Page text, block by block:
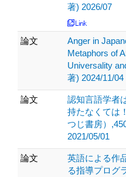
著) 2026/07
論文
Anger in
Metaphors of
Universality
著) 2024/11/04
論文
認知言語学者
持たなくては
つじ書房）
2021/05/01
論文
英語による作
る指導プログ